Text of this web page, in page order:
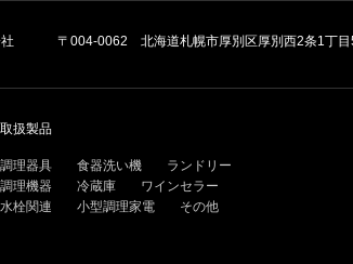
〒004-0062 北海道札幌市厚別区厚別西2条1丁
取扱製品
調理器具 食器洗い機
ランドリー
調理機器
冷蔵庫
ワインセラー
水栓関連
小型調理家電 その他